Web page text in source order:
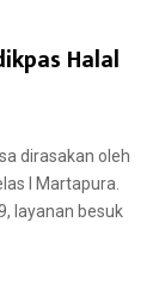
Halal
dirasakan oleh
I Martapura.
layanan besuk